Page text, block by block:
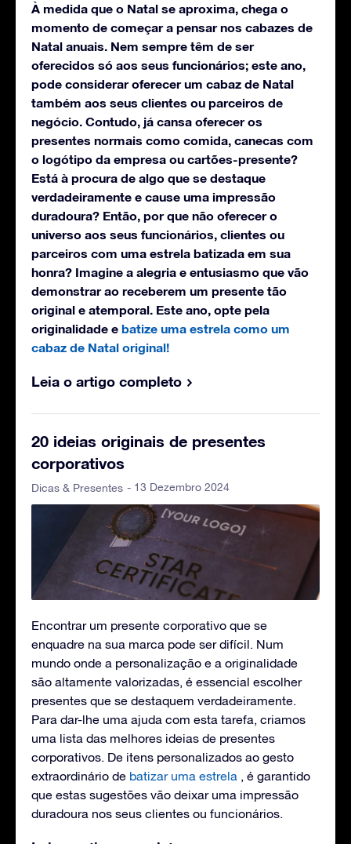
À medida que o Natal se aproxima, chega o
momento de começar a pensar nos cabazes de
Natal anuais. Nem sempre têm de ser
oferecidos só aos seus funcionários; este ano,
pode considerar oferecer um cabaz de Natal
também aos seus clientes ou parceiros de
negócio. Contudo, já cansa oferecer os
presentes normais como comida, canecas com
o logótipo da empresa ou cartões-presente?
Está à procura de algo que se destaque
verdadeiramente e cause uma impressão
duradoura? Então, por que não oferecer o
universo aos seus funcionários, clientes ou
parceiros com uma estrela batizada em sua
honra? Imagine a alegria e entusiasmo que vão
demonstrar ao receberem um presente tão
original e atemporal. Este ano, opte pela
originalidade e batize uma estrela como um
cabaz de Natal original!
Leia o artigo completo
20 ideias originais de presentes
corporativos
Dicas & Presentes - 13 Dezembro 2024
Encontrar um presente corporativo que se
enquadre na sua marca pode ser difícil. Num
mundo onde a personalização e a originalidade
são altamente valorizadas, é essencial escolher
presentes que se destaquem verdadeiramente.
Para dar-lhe uma ajuda com esta tarefa, criamos
uma lista das melhores ideias de presentes
corporativos. De itens personalizados ao gesto
extraordinário de batizar uma estrela
, é garantido
que estas sugestões vão deixar uma impressão
duradoura nos seus clientes ou funcionários.